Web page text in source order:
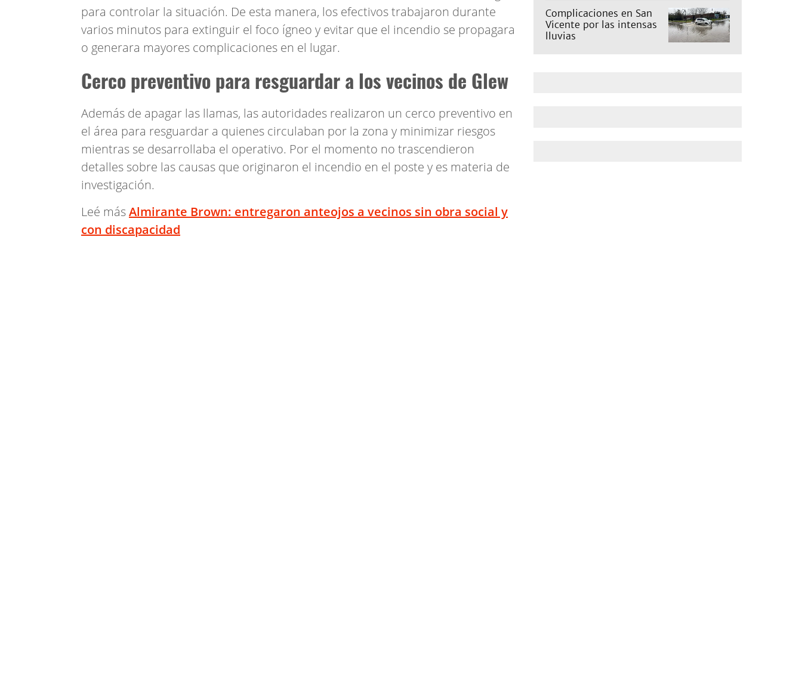
para controlar la situación. De esta manera, los efectivos trabajaron durante
varios minutos para extinguir el foco ígneo y evitar que el incendio se propagara
o generara mayores complicaciones en el lugar.
Cerco preventivo para resguardar a los vecinos de Glew
Además de apagar las llamas, las autoridades realizaron un cerco preventivo en
el área para resguardar a quienes circulaban por la zona y minimizar riesgos
mientras se desarrollaba el operativo. Por el momento no trascendieron
detalles sobre las causas que originaron el incendio en el poste y es materia de
investigación.
Leé másAlmirante Brown: entregaron anteojos a vecinos sin obra social y
con discapacidad
Complicaciones en San
Vicente por las intensas
lluvias